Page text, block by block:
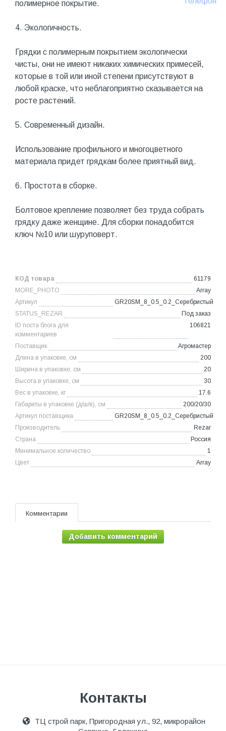
полимерное покрытие.
4. Экологичность.
Грядки с полимерным покрытием экологически
чисты, они не имеют никаких химических примесей,
которые в той или иной степени присутствуют в
любой краске, что неблагоприятно сказывается на
росте растений.
5. Современный дизайн.
Использование профильного и многоцветного
материала придет грядкам более приятный вид.
6. Простота в сборке.
Болтовое крепление позволяет без труда собрать
грядку даже женщине. Для сборки понадобится
ключ №10 или шуруповерт.
КОД товара
61179
MORE_PHOTO
Array
Артикул
GR20SM_8_0.5_0.2_Серебристый
STATUS_REZAR
Под заказ
ID поста блога для
комментариев
106821
Поставщик
Агромастер
Длина в упаковке, см
200
Ширина в упаковке, см
20
Высота в упаковке, см
30
Вес в упаковке, кг
17.6
Габариты в упаковке (д/ш/в), см
200/20/30
Артикул поставщика
GR20SM_8_0.5_0.2_Серебристый
Производитель
Rezar
Страна
Россия
Минимальное количество
1
Цвет
Array
Комментарии
Добавить комментарий
Контакты
ТЦ строй парк, Пригородная ул., 92, микрорайон